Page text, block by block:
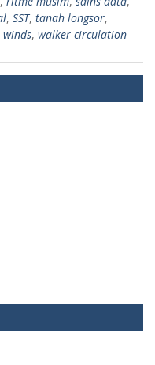
, SST, tanah longsor,
, walker circulation